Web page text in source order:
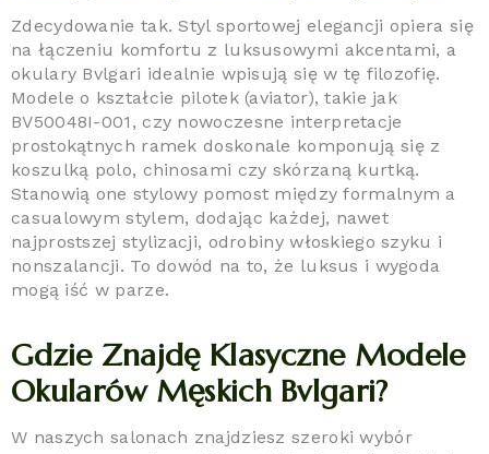
Zdecydowanie tak. Styl sportowej elegancji opiera się
na łączeniu komfortu z luksusowymi akcentami, a
okulary Bvlgari idealnie wpisują się w tę filozofię.
Modele o kształcie pilotek (aviator), takie jak
BV50048I-001, czy nowoczesne interpretacje
prostokątnych ramek doskonale komponują się z
koszulką polo, chinosami czy skórzaną kurtką.
Stanowią one stylowy pomost między formalnym a
casualowym stylem, dodając każdej, nawet
najprostszej stylizacji, odrobiny włoskiego szyku i
nonszalancji. To dowód na to, że luksus i wygoda
mogą iść w parze.
Gdzie Znajdę Klasyczne Modele
Okularów Męskich Bvlgari?
W naszych salonach znajdziesz szeroki wybór